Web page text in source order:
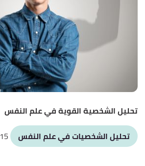
تحليل الشخصية القوية في علم النفس
تحليل الشخصيات في علم النفس
15 يونيو 2023